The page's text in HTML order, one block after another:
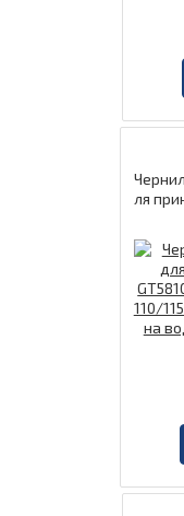
ля
110/
5/418
w 70